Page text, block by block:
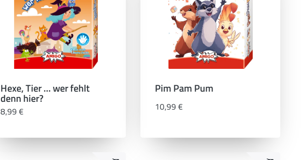
Hexe, Tier ... wer fehlt
denn hier?
8,99 €
Pim Pam Pum
10,99 €